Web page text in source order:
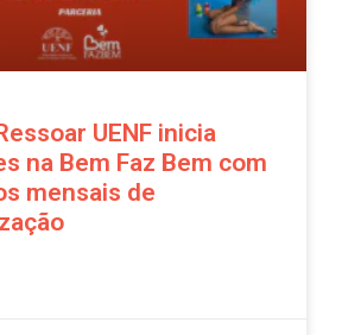
UENF inicia
na Bem Faz Bem com
mensais de